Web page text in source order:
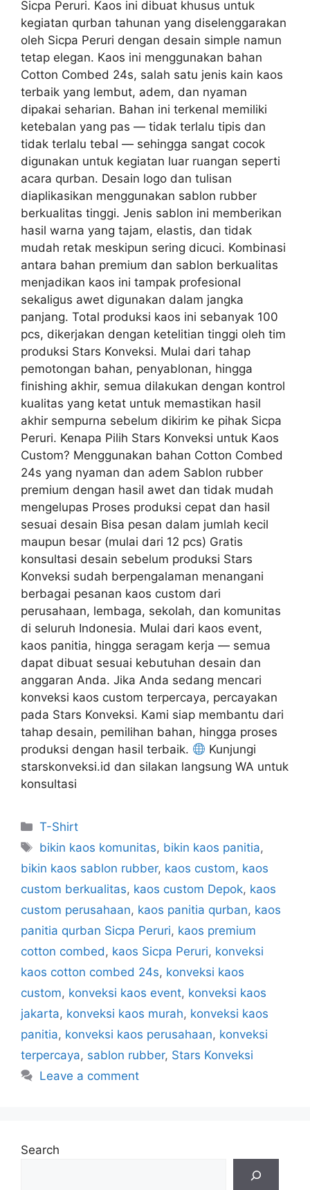
Sicpa Peruri. Kaos ini dibuat khusus untuk
kegiatan qurban tahunan yang diselenggarakan
oleh Sicpa Peruri dengan desain simple namun
tetap elegan. Kaos ini menggunakan bahan
Cotton Combed 24s, salah satu jenis kain kaos
terbaik yang lembut, adem, dan nyaman
dipakai seharian. Bahan ini terkenal memiliki
ketebalan yang pas — tidak terlalu tipis dan
tidak terlalu tebal — sehingga sangat cocok
digunakan untuk kegiatan luar ruangan seperti
acara qurban. Desain logo dan tulisan
diaplikasikan menggunakan sablon rubber
berkualitas tinggi. Jenis sablon ini memberikan
hasil warna yang tajam, elastis, dan tidak
mudah retak meskipun sering dicuci. Kombinasi
antara bahan premium dan sablon berkualitas
menjadikan kaos ini tampak profesional
sekaligus awet digunakan dalam jangka
panjang. Total produksi kaos ini sebanyak 100
pcs, dikerjakan dengan ketelitian tinggi oleh tim
produksi Stars Konveksi. Mulai dari tahap
pemotongan bahan, penyablonan, hingga
finishing akhir, semua dilakukan dengan kontrol
kualitas yang ketat untuk memastikan hasil
akhir sempurna sebelum dikirim ke pihak Sicpa
Peruri. Kenapa Pilih Stars Konveksi untuk Kaos
Custom? Menggunakan bahan Cotton Combed
24s yang nyaman dan adem Sablon rubber
premium dengan hasil awet dan tidak mudah
mengelupas Proses produksi cepat dan hasil
sesuai desain Bisa pesan dalam jumlah kecil
maupun besar (mulai dari 12 pcs) Gratis
konsultasi desain sebelum produksi Stars
Konveksi sudah berpengalaman menangani
berbagai pesanan kaos custom dari
perusahaan, lembaga, sekolah, dan komunitas
di seluruh Indonesia. Mulai dari kaos event,
kaos panitia, hingga seragam kerja — semua
dapat dibuat sesuai kebutuhan desain dan
anggaran Anda. Jika Anda sedang mencari
konveksi kaos custom terpercaya, percayakan
pada Stars Konveksi. Kami siap membantu dari
tahap desain, pemilihan bahan, hingga proses
produksi dengan hasil terbaik.
Kunjungi
starskonveksi.id dan silakan langsung WA untuk
konsultasi
T-Shirt
bikin kaos komunitas, bikin kaos panitia,
bikin kaos sablon rubber, kaos custom, kaos
custom berkualitas, kaos custom Depok, kaos
custom perusahaan, kaos panitia qurban, kaos
panitia qurban Sicpa Peruri, kaos premium
cotton combed, kaos Sicpa Peruri, konveksi
kaos cotton combed 24s, konveksi kaos
custom, konveksi kaos event, konveksi kaos
jakarta, konveksi kaos murah, konveksi kaos
panitia, konveksi kaos perusahaan, konveksi
terpercaya, sablon rubber, Stars Konveksi
Leave a comment
Search